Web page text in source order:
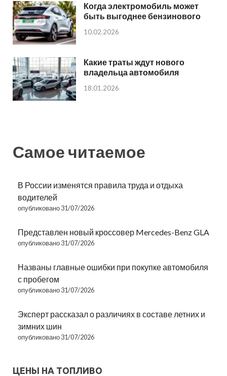
Когда электромобиль может
быть выгоднее бензинового
10.02.2026
Какие траты ждут нового
владельца автомобиля
18.01.2026
Самое читаемое
В России изменятся правила труда и отдыха
водителей
опубликовано 31/07/2026
Представлен новый кроссовер Mercedes-Benz GLA
опубликовано 31/07/2026
Названы главные ошибки при покупке автомобиля
с пробегом
опубликовано 31/07/2026
Эксперт рассказал о различиях в составе летних и
зимних шин
опубликовано 31/07/2026
ЦЕНЫ НА ТОПЛИВО